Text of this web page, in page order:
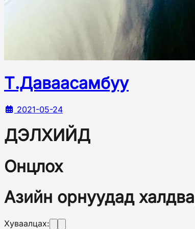
Т.Даваасамбуу
2021-05-24
ДЭЛХИЙД
Онцлох
Азийн орнуудад
Хуваалцах: